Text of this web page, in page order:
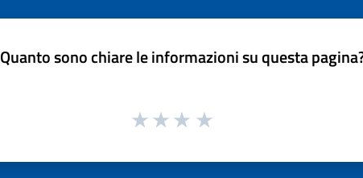
Quanto sono chiare le informazioni su questa